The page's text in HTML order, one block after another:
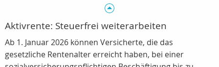
Aktivrente: Steuerfrei weiterarbeiten
Ab 1. Januar 2026 können Versicherte, die das
gesetzliche Rentenalter erreicht haben, bei einer